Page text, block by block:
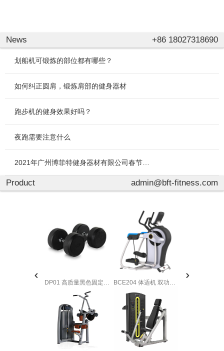
News +86 18027318690
划船机可锻炼的部位都有哪些？
如何纠正圆肩，锻炼肩部的健身器材
跑步机的健身效果好吗？
夜跑需要注意什么
2021年广州博菲特健身器材有限公司春节放假通知
Product admin@bft-fitness.com
DP01 高质量黑色固定包胶哑铃 BCE204 体适机 双功能登山机跑步机